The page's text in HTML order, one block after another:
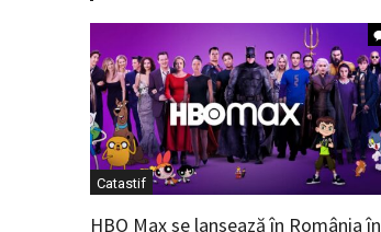
Catastif
HBO Max se lansează în România în